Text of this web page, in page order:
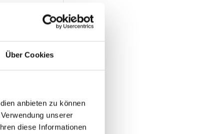
Über Cookies
anbieten zu können
unserer
diese Informationen